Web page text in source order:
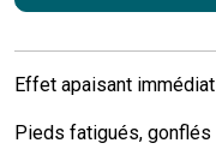
Effet apaisant immédiat
Pieds fatigués, gonflés